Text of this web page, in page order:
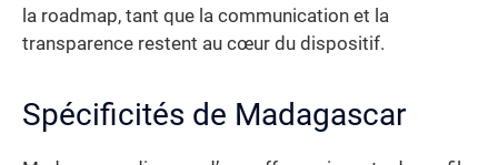
la roadmap, tant que la communication et la
transparence restent au cœur du dispositif.
Spécificités de Madagascar